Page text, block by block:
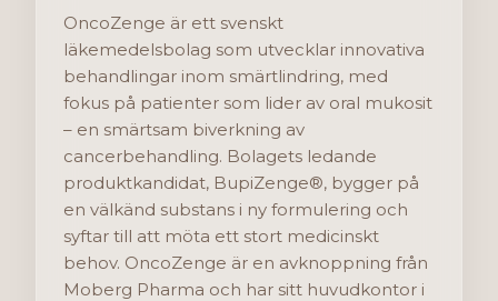
OncoZenge är ett svenskt
läkemedelsbolag som utvecklar innovativa
behandlingar inom smärtlindring, med
fokus på patienter som lider av oral mukosit
– en smärtsam biverkning av
cancerbehandling. Bolagets ledande
produktkandidat, BupiZenge®, bygger på
en välkänd substans i ny formulering och
syftar till att möta ett stort medicinskt
behov. OncoZenge är en avknoppning från
Moberg Pharma och har sitt huvudkontor i